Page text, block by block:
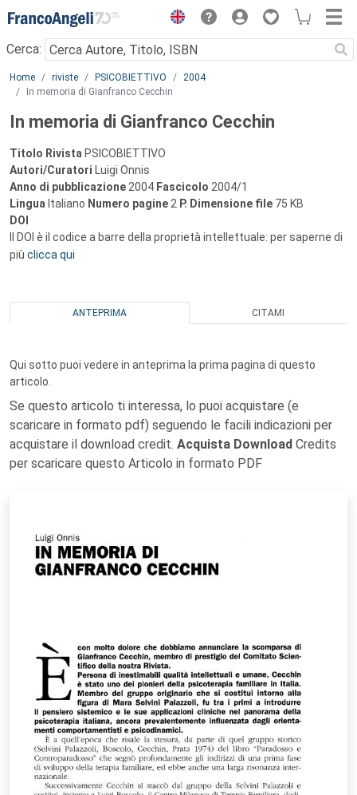
Menu
Cerca:
Main content
Home riviste PSICOBIETTIVO
2004
In memoria di Gianfranco Cecchin
In memoria di Gianfranco Cecchin
Titolo Rivista PSICOBIETTIVO
Autori/Curatori Luigi Onnis
Anno di pubblicazione 2004 Fascicolo 2004/1
Lingua Italiano Numero pagine 2 P. Dimensione file 75 KB
DOI
Il DOI è il codice a barre della proprietà intellettuale: per saperne di
più clicca qui
ANTEPRIMA CITAMI
Qui sotto puoi vedere in anteprima la prima pagina di questo
articolo.
Se questo articolo ti interessa, lo puoi acquistare (e
scaricare in formato pdf) seguendo le facili indicazioni per
acquistare il download credit. Acquista Download Credits
per scaricare questo Articolo in formato PDF